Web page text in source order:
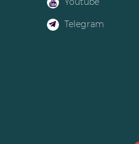
Telegram